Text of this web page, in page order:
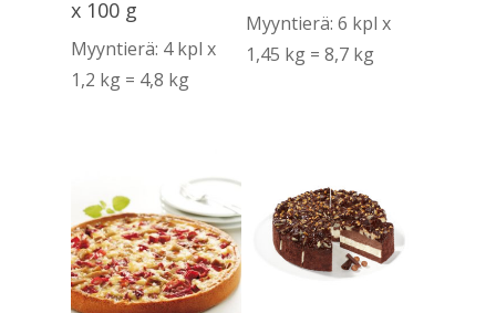
x 100 g
Myyntierä: 4 kpl x
1,2 kg = 4,8 kg
Myyntierä: 6 kpl x
1,45 kg = 8,7 kg